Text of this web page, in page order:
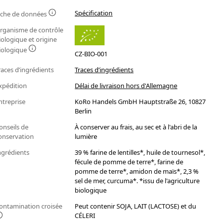
de données
Spécification
de contrôle
et origine
CZ-BIO-001
d’ingrédients
Traces d’ingrédients
Délai de livraison hors d'Allemagne
KoRo Handels GmbH Hauptstraße 26, 10827
Berlin
de
À conserver au frais, au sec et à l'abri de la
lumière
39 % farine de lentilles*, huile de tournesol*,
fécule de pomme de terre*, farine de
pomme de terre*, amidon de maïs*, 2,3 %
sel de mer, curcuma*. *issu de l'agriculture
biologique
croisée
Peut contenir SOJA, LAIT (LACTOSE) et du
CÉLERI